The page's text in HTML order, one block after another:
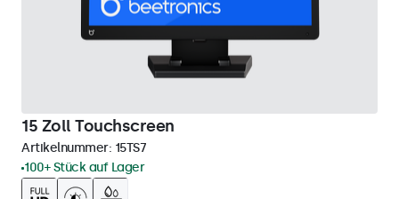
15 Zoll Touchscreen
Artikelnummer: 15TS7
100+ Stück auf Lager